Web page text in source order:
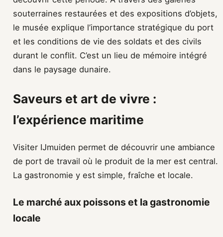
souterraines restaurées et des expositions d’objets,
le musée explique l’importance stratégique du port
et les conditions de vie des soldats et des civils
durant le conflit. C’est un lieu de mémoire intégré
dans le paysage dunaire.
Saveurs et art de vivre :
l’expérience maritime
Visiter IJmuiden permet de découvrir une ambiance
de port de travail où le produit de la mer est central.
La gastronomie y est simple, fraîche et locale.
Le marché aux poissons et la gastronomie
locale